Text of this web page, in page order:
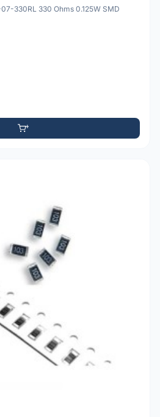
330RL 330 Ohms 0.125W SMD